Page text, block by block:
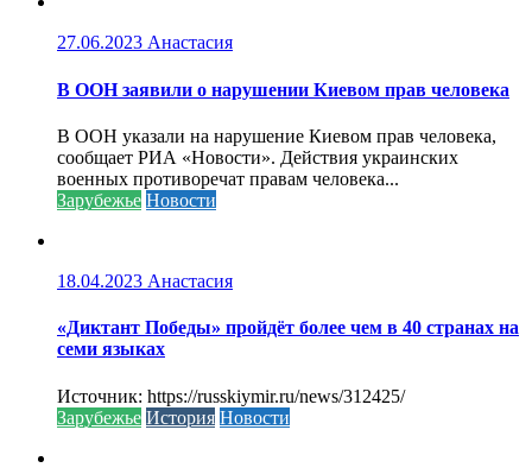
27.06.2023 Анастасия
В ООН заявили о нарушении Киевом прав человека
В ООН указали на нарушение Киевом прав человека,
сообщает РИА «Новости». Действия украинских
военных противоречат правам человека...
Зарубежье Новости
18.04.2023 Анастасия
«Диктант Победы» пройдёт более чем в 40 странах на
семи языках
Источник: https://russkiymir.ru/news/312425/
Зарубежье История Новости